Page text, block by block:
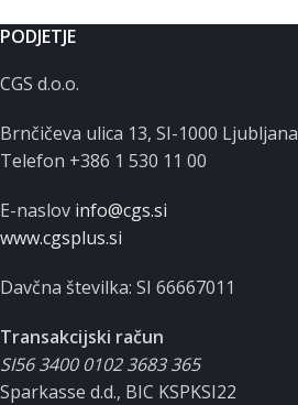
PODJETJE
CGS d.o.o.
Brnčičeva ulica 13, SI-1000 Ljubljana
Telefon +386 1 530 11 00
E-naslov info@cgs.si
www.cgsplus.si
Davčna številka: SI 66667011
Transakcijski račun
SI56 3400 0102 3683 365
Sparkasse d.d., BIC KSPKSI22